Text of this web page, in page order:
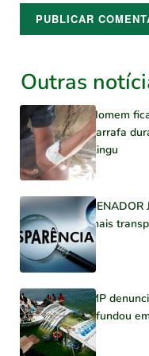
Outras
Homem
garrafa
Xingu
SENADOR
mais
MP
afundou